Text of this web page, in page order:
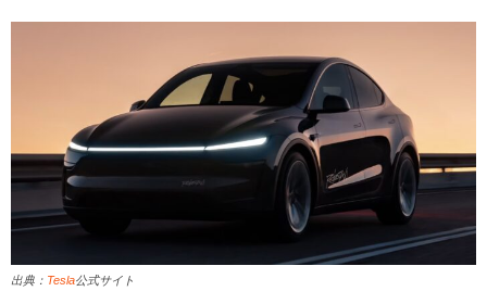
出典： Tesla公式サイト